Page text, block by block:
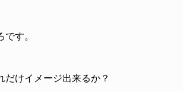
す。
だけイメージ出来るか？